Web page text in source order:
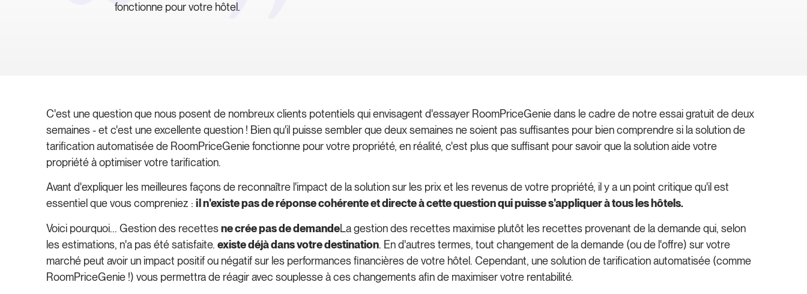
fonctionne pour votre hôtel.
C'est une question que nous posent de nombreux clients potentiels qui envisagent d'essayer RoomPriceGenie dans le cadre de notre essai gratuit de deux
semaines - et c'est une excellente question ! Bien qu'il puisse sembler que deux semaines ne soient pas suffisantes pour bien comprendre si la solution de
tarification automatisée de RoomPriceGenie fonctionne pour votre propriété, en réalité, c'est plus que suffisant pour savoir que la solution aide votre
propriété à optimiser votre tarification.
Avant d'expliquer les meilleures façons de reconnaître l'impact de la solution sur les prix et les revenus de votre propriété, il y a un point critique qu'il est
essentiel que vous compreniez :il n'existe pas de réponse cohérente et directe à cette question qui puisse s'appliquer à tous les hôtels.
Voici pourquoi... Gestion des recettesne crée pas de demandeLa gestion des recettes maximise plutôt les recettes provenant de la demande qui, selon
les estimations, n'a pas été satisfaite.existe déjà dans votre destination. En d'autres termes, tout changement de la demande (ou de l'offre) sur votre
marché peut avoir un impact positif ou négatif sur les performances financières de votre hôtel. Cependant, une solution de tarification automatisée (comme
RoomPriceGenie !) vous permettra de réagir avec souplesse à ces changements afin de maximiser votre rentabilité.